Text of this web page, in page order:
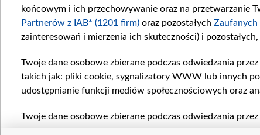
końcowym i ich przechowywanie oraz na przetwarzanie
Partnerów z IAB* (1201 firm) oraz pozostałych Zaufanych
zainteresowań i mierzenia ich skuteczności) i
Twoje dane osobowe zbierane podczas odwiedzania
takich jak: pliki cookie, sygnalizatory WWW lub innych
udostępnianie funkcji mediów społecznościowych oraz
Twoje dane osobowe zbierane podczas odwiedzania
identyfikatory plików cookie, informacje o Twoich